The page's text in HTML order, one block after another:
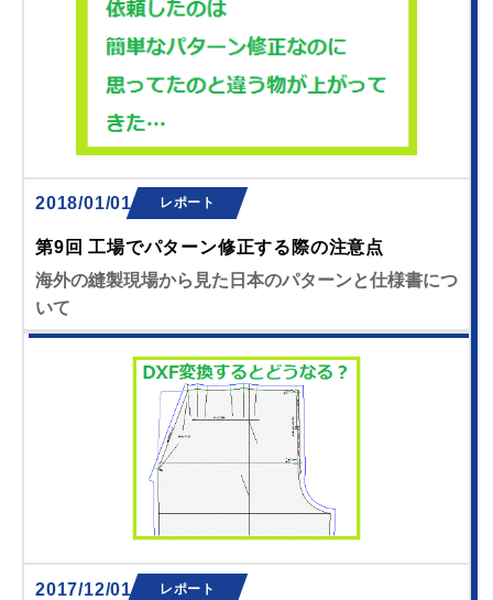
2018/01/01 レポート
第9回 工場でパターン修正する際の注意点
海外の縫製現場から見た日本のパターンと仕様書につ
いて
2017/12/01 レポート